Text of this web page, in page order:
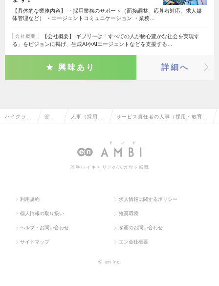
【具体的な業務内容】 ・採用業務のサポート（面接調整、応募者対応、求人媒
体管理など） ・エージェントコミュニケーション ・業務…
会社概要
【会社概要】 ギブリーは「すべての人が物心豊かな社会を実現す
る」をビジョンに掲げ、生成AIやAIエージェントなどを支援する…
興味あり 詳細へ
ハイクラス 管理 人事（採用・ サービス責任者の人事（採用・教育な
若手ハイキャリアのスカウト転職
利用規約 求人情報に関するポリシー
個人情報の取り扱い 推奨環境
ヘルプ・お問い合わせ 参画のお問い合わせ
サイトマップ エン会社概要
© en Inc.